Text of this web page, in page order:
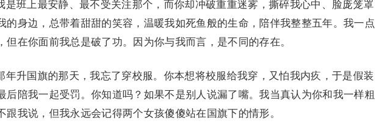
上最安静、最不受关注那个，而你却冲破重重迷雾，撕碎我心中、脸庞笼罩
的身边，总带着甜甜的笑容，温暖我如死鱼般的生命，陪伴我整整五年。我一点
但在你面前我总是破了功。因为你与我而言，是不同的存在。
国旗的那天，我忘了穿校服。你本想将校服给我穿，又怕我内疚，于是假装
后陪我一起受罚。你知道吗？如果不是别人说漏了嘴。我当真认为你和我一样粗
跟我说，但我永远会记得两个女孩傻傻站在国旗下的情形。